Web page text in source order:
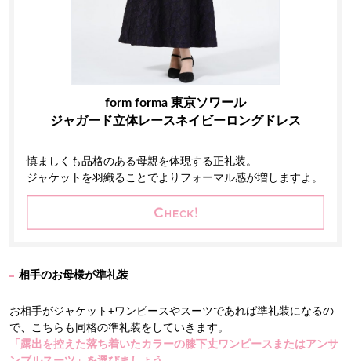
form forma 東京ソワール
ジャガード立体レースネイビーロングドレス
慎ましくも品格のある母親を体現する正礼装。
ジャケットを羽織ることでよりフォーマル感が増しますよ。
相手のお母様が準礼装
お相手がジャケット+ワンピースやスーツであれば準礼装になるの
で、こちらも同格の準礼装をしていきます。
「露出を控えた落ち着いたカラーの膝下丈ワンピースまたはアンサ